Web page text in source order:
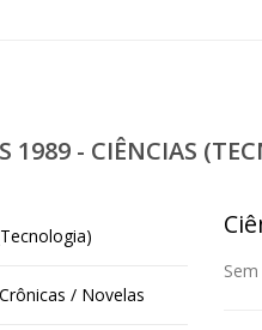
1989 - CIÊNCIAS
/ Novelas